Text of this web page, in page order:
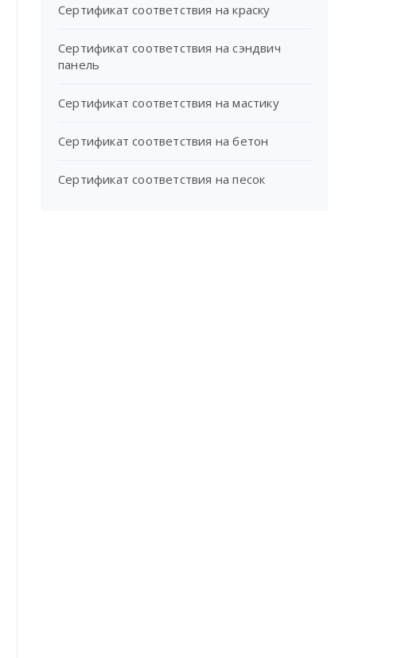
Сертификат соответствия на краску
Сертификат соответствия на сэндвич
панель
Сертификат соответствия на мастику
Сертификат соответствия на бетон
Сертификат соответствия на песок